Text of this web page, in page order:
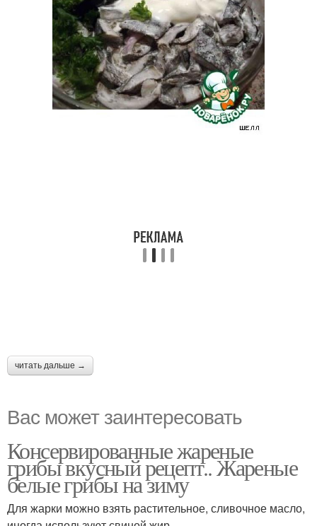
читать дальше →
Вас может заинтересовать
Консервированные жареные
грибы вкусный рецепт.. Жареные
белые грибы на зиму
Для жарки можно взять растительное, сливочное масло,